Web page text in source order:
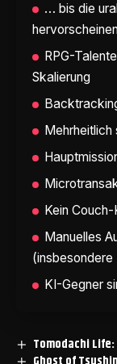
… bis die
RPG-
Skalierung
Mehrheitlich
Kein Couch-
Manuelles
(insbesondere
KI-Gegner
Tomodachi